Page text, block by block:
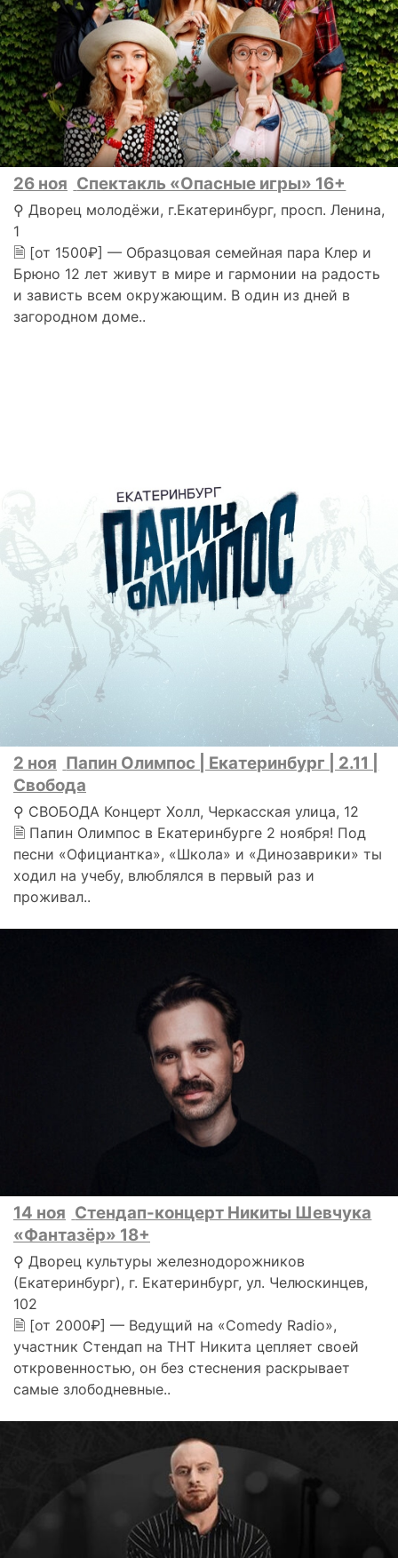
26 ноя Спектакль «Опасные игры» 16+
⚲ Дворец молодёжи, г.Екатеринбург, просп. Ленина,
1
🗎 [от 1500₽] — Образцовая семейная пара Клер и
Брюно 12 лет живут в мире и гармонии на радость
и зависть всем окружающим. В один из дней в
загородном доме..
2 ноя Папин Олимпос | Екатеринбург | 2.11 |
Свобода
⚲ СВОБОДА Концерт Холл, Черкасская улица, 12
🗎 Папин Олимпос в Екатеринбурге 2 ноября! Под
песни «Официантка», «Школа» и «Динозаврики» ты
ходил на учебу, влюблялся в первый раз и
проживал..
14 ноя Стендап-концерт Никиты Шевчука
«Фантазёр» 18+
⚲ Дворец культуры железнодорожников
(Екатеринбург), г. Екатеринбург, ул. Челюскинцев,
102
🗎 [от 2000₽] — Ведущий на «Comedy Radio»,
участник Стендап на ТНТ Никита цепляет своей
откровенностью, он без стеснения раскрывает
самые злободневные..